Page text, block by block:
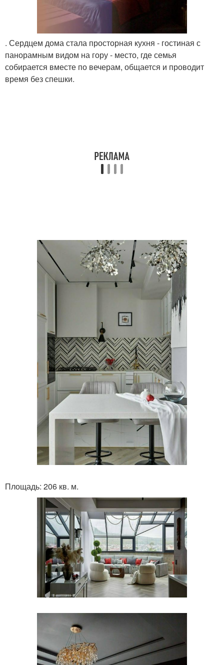
. Сердцем дома стала просторная кухня - гостиная с
панорамным видом на гору - место, где семья
собирается вместе по вечерам, общается и проводит
время без спешки.
Площадь: 206 кв. м.